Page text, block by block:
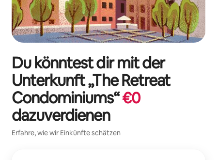
Du könntest dir mit der
Unterkunft „The Retreat
Condominiums“€0
dazuverdienen
Erfahre, wie wir Einkünfte schätzen